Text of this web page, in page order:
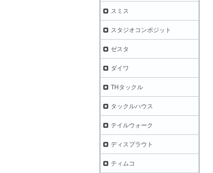
スミス
スタジオコンポジット
ゼスタ
ダイワ
THタックル
タックルハウス
テイルウォーク
ディスプラウト
ティムコ